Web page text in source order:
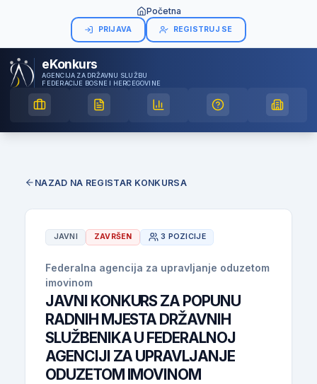
Početna
PRIJAVA REGISTRUJ SE
eKonkurs
AGENCIJA ZA DRŽAVNU SLUŽBU
FEDERACIJE BOSNE I HERCEGOVINE
NAZAD NA REGISTAR KONKURSA
JAVNI ZAVRŠEN 3 POZICIJE
Federalna agencija za upravljanje oduzetom
imovinom
JAVNI KONKURS ZA POPUNU
RADNIH MJESTA DRŽAVNIH
SLUŽBENIKA U FEDERALNOJ
AGENCIJI ZA UPRAVLJANJE
ODUZETOM IMOVINOM